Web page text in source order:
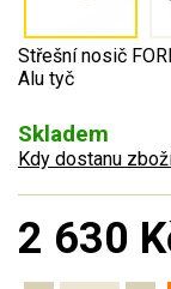
Střešní nosič
Alu tyč
Skladem
Kdy dostanu
2 630